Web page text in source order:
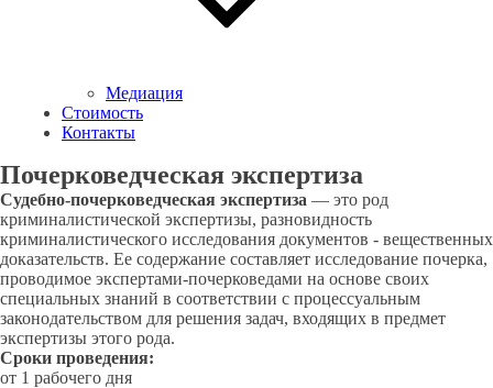
Медиация
Стоимость
Контакты
Почерковедческая экспертиза
Судебно-почерковедческая экспертиза — это род
криминалистической экспертизы, разновидность
криминалистического исследования документов - вещественных
доказательств. Ее содержание составляет исследование почерка,
проводимое экспертами-почерковедами на основе своих
специальных знаний в соответствии с процессуальным
законодательством для решения задач, входящих в предмет
экспертизы этого рода.
Сроки проведения:
от 1 рабочего дня